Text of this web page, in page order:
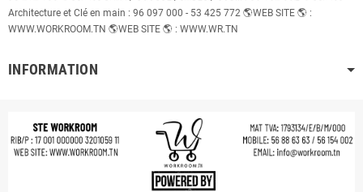
Architecture et Clé en main : 96 097 000 - 53 425 772 🌎WEB SITE 🌎 :
WWW.WORKROOM.TN 🌎WEB SITE 🌎 : WWW.WR.TN
INFORMATION